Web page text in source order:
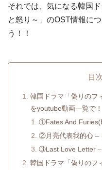
それでは、気になる韓国
と怒り～」のOST情報に
う！！
目
韓国ドラマ「偽りのフ
をyoutube動画一覧で！
①Fates And
②月亮代表我的心 –
③Last Love Letter –
韓国ドラマ「偽りのフ